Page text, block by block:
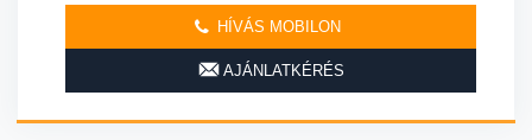
HÍVÁS MOBILON
AJÁNLATKÉRÉS